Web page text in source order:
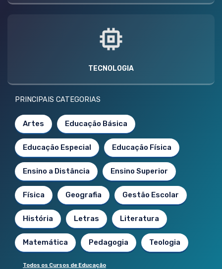
TECNOLOGIA
PRINCIPAIS CATEGORIAS
Artes Educação Básica
Educação Especial Educação Física
Ensino a Distância Ensino Superior
Física Geografia Gestão Escolar
História Letras Literatura
Matemática Pedagogia Teologia
Todos os Cursos de Educação